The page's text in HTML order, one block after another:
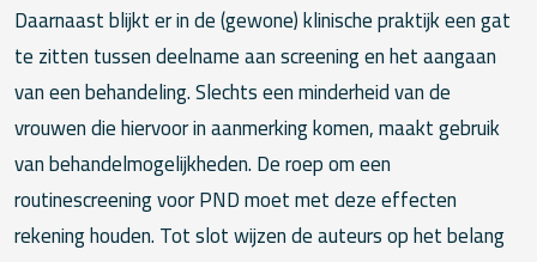
Daarnaast blijkt er in de (gewone) klinische praktijk een gat
te zitten tussen deelname aan screening en het aangaan
van een behandeling. Slechts een minderheid van de
vrouwen die hiervoor in aanmerking komen, maakt gebruik
van behandelmogelijkheden. De roep om een
routinescreening voor PND moet met deze effecten
rekening houden. Tot slot wijzen de auteurs op het belang